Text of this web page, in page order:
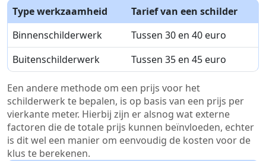
Type werkzaamheid
Tarief van een schilder
Binnenschilderwerk
Tussen 30 en 40 euro
Buitenschilderwerk
Tussen 35 en 45 euro
Een andere methode om een prijs voor het
schilderwerk te bepalen, is op basis van een prijs per
vierkante meter. Hierbij zijn er alsnog wat externe
factoren die de totale prijs kunnen beïnvloeden, echter
is dit wel een manier om eenvoudig de kosten voor de
klus te berekenen.